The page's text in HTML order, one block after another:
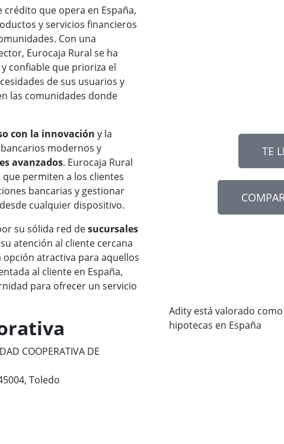
crédito que opera en España,
y servicios financieros
Con una
Eurocaja Rural se ha
confiable que prioriza el
de sus usuarios y
las comunidades donde
con la innovación y la
modernos y
avanzados. Eurocaja Rural
permiten a los clientes
bancarias y gestionar
cualquier dispositivo.
su sólida red desucursales
atención al cliente cercana
atractiva para aquellos
al cliente en España,
para ofrecer un servicio
COOPERATIVA DE
Toledo
TE
Adity está valorado
hipotecas en España